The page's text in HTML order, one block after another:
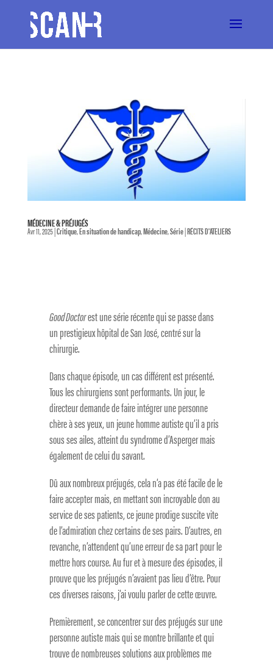
MÉDECINE & PRÉJUGÉS
Avr 11, 2025|Critique,En situation de handicap,Médecine,Série|RÉCITS D'ATELIERS
Good Doctorest une série récente qui se passe dans
un prestigieux hôpital de San José, centré sur la
chirurgie.
Dans chaque épisode, un cas différent est présenté.
Tous les chirurgiens sont performants. Un jour, le
directeur demande de faire intégrer une personne
chère à ses yeux, un jeune homme autiste qu’il a pris
sous ses ailes, atteint du syndrome d’Asperger mais
également de celui du savant.
Dû aux nombreux préjugés, cela n’a pas été facile de le
faire accepter mais, en mettant son incroyable don au
service de ses patients, ce jeune prodige suscite vite
de l’admiration chez certains de ses pairs. D’autres, en
revanche, n’attendent qu’une erreur de sa part pour le
mettre hors course. Au fur et à mesure des épisodes, il
prouve que les préjugés n’avaient pas lieu d’être. Pour
ces diverses raisons, j’ai voulu parler de cette œuvre.
Premièrement, se concentrer sur des préjugés sur une
personne autiste mais qui se montre brillante et qui
trouve de nombreuses solutions aux problèmes me